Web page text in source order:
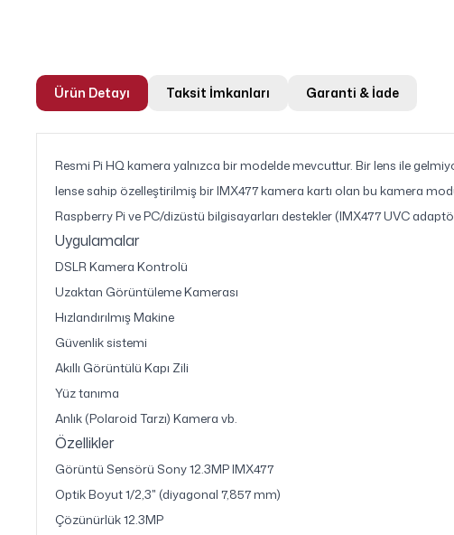
Ürün Detayı Taksit İmkanları Garanti & İade
Resmi Pi HQ kamera yalnızca bir modelde mevcuttur. Bir lens ile
lense sahip özelleştirilmiş bir IMX477 kamera kartı olan bu kamera
Raspberry Pi ve PC/dizüstü bilgisayarları destekler (IMX477 UVC
Uygulamalar
DSLR Kamera Kontrolü
Uzaktan Görüntüleme Kamerası
Hızlandırılmış Makine
Güvenlik sistemi
Akıllı Görüntülü Kapı Zili
Yüz tanıma
Anlık (Polaroid Tarzı) Kamera vb.
Özellikler
Görüntü Sensörü Sony 12.3MP IMX477
Optik Boyut 1/2,3" (diyagonal 7,857 mm)
Çözünürlük 12.3MP